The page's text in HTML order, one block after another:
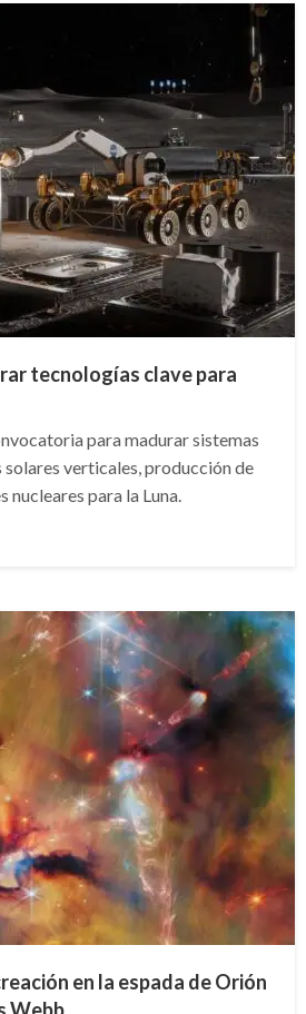
tecnologías clave para
para madurar sistemas
verticales, producción de
para la Luna.
en la espada de Orión